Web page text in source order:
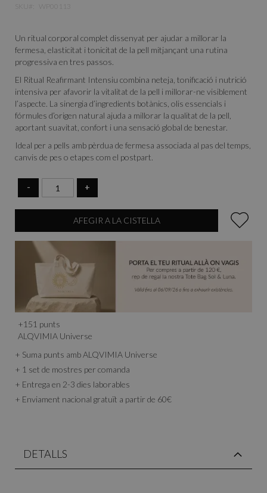
Un ritual corporal complet dissenyat per ajudar a millorar la
fermesa, elasticitat i tonicitat de la pell mitjançant una rutina
progressiva en tres passos.
El Ritual Reafirmant Intensiu combina neteja, tonificació i nutrició
intensiva per afavorir la vitalitat de la pell i millorar-ne visiblement
l’aspecte. La sinergia d’ingredients botànics, olis essencials i
fórmules d’origen natural ajuda a millorar la qualitat de la pell,
aportant suavitat, confort i una sensació global de benestar.
Ideal per a pells amb pèrdua de fermesa associada al pas del temps,
canvis de pes o etapes com el postpart.
- +
AFEGIR A LA CISTELLA
+151 punts
ALQVIMIA Universe
+ Suma punts amb ALQVIMIA Universe
+ 1 set de mostres per comanda
+ Entrega en 2-3 dies laborables
+ Enviament nacional gratuït a partir de 60€
DETALLS